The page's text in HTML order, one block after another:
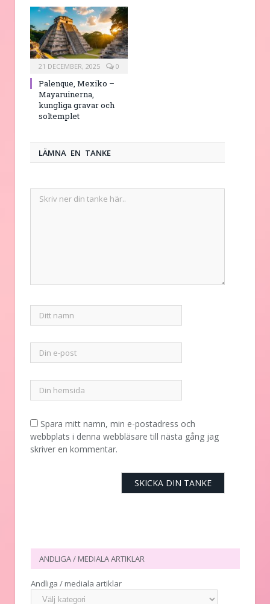
21 DECEMBER, 2025 0
Palenque, Mexiko –
Mayaruinerna,
kungliga gravar och
soltemplet
LÄMNA EN TANKE
Spara mitt namn, min e-postadress och
webbplats i denna webbläsare till nästa gång jag
skriver en kommentar.
ANDLIGA / MEDIALA ARTIKLAR
Andliga / mediala artiklar